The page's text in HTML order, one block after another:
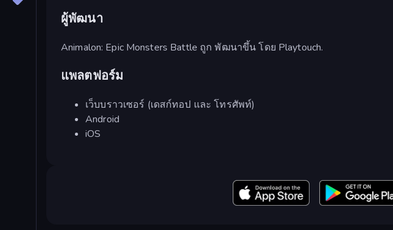
ผู้พัฒนา
Animalon: Epic Monsters Battle ถูก พัฒนาขึ้น โดย Playtouch.
แพลตฟอร์ม
เว็บบราวเซอร์ (เดสก์ทอป และ โทรศัพท์)
Android
iOS